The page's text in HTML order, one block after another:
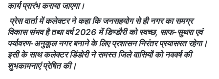
कार्य प्रारंभ कराया जाएगा।
प्रेस वार्ता में कलेक्टर ने कहा कि जनसहयोग से ही नगर का समग्र
विकास संभव है तथा वर्ष 2026 में डिण्डौरी को स्वच्छ, साफ-सुथरा एवं
पर्यावरण-अनुकूल नगर बनाने के लिए प्रशासन निरंतर प्रयासरत रहेगा।
इसी के साथ कलेक्टर डिंडोरी ने समस्त जिले वासियों को नववर्ष की
शुभकामनाएं प्रेषित की।